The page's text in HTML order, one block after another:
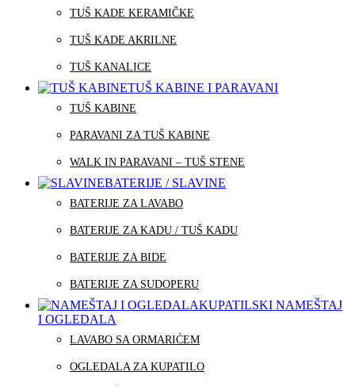
TUŠ KADE KERAMIČKE
TUŠ KADE AKRILNE
TUŠ KANALICE
TUŠ KABINE I PARAVANI
TUŠ KABINE
PARAVANI ZA TUŠ KABINE
WALK IN PARAVANI – TUŠ STENE
BATERIJE / SLAVINE
BATERIJE ZA LAVABO
BATERIJE ZA KADU / TUŠ KADU
BATERIJE ZA BIDE
BATERIJE ZA SUDOPERU
KUPATILSKI NAMEŠTAJ
I OGLEDALA
LAVABO SA ORMARIĆEM
OGLEDALA ZA KUPATILO